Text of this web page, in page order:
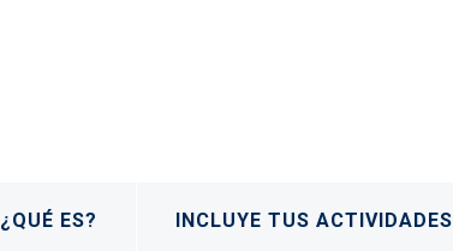
¿QUÉ ES? INCLUYE TUS ACTIVIDADES